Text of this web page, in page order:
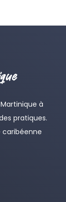
à
pratiques.
caribéenne